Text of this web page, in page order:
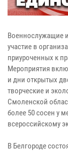
Военнослужащие
участие в
приуроченных к
Мероприятия
и дни открытых
творческие и
Смоленской
более 50 сосен у
всероссийскому
В Белгороде